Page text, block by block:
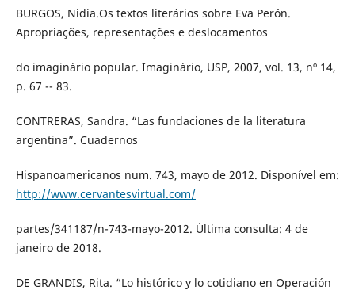
BURGOS, Nidia.Os textos literários sobre Eva Perón.
Apropriações, representações e deslocamentos
do imaginário popular. Imaginário, USP, 2007, vol. 13, nº 14,
p. 67 -- 83.
CONTRERAS, Sandra. “Las fundaciones de la literatura
argentina”. Cuadernos
Hispanoamericanos num. 743, mayo de 2012. Disponível em:
http://www.cervantesvirtual.com/
partes/341187/n-743-mayo-2012. Última consulta: 4 de
janeiro de 2018.
DE GRANDIS, Rita. “Lo histórico y lo cotidiano en Operación